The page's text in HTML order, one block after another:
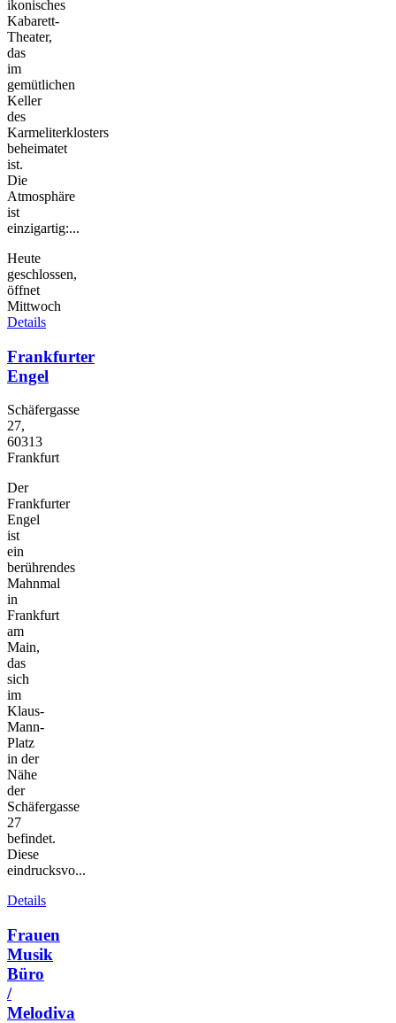
ikonisches
Kabarett-
Theater,
das
im
gemütlichen
Keller
des
Karmeliterklosters
beheimatet
ist.
Die
Atmosphäre
ist
einzigartig:...
Heute
geschlossen,
öffnet
Mittwoch
Details
Frankfurter
Engel
Schäfergasse
27,
60313
Frankfurt
Der
Frankfurter
Engel
ist
ein
berührendes
Mahnmal
in
Frankfurt
am
Main,
das
sich
im
Klaus-
Mann-
Platz
in der
Nähe
der
Schäfergasse
27
befindet.
Diese
eindrucksvo...
Details
Frauen
Musik
Büro
/
Melodiva